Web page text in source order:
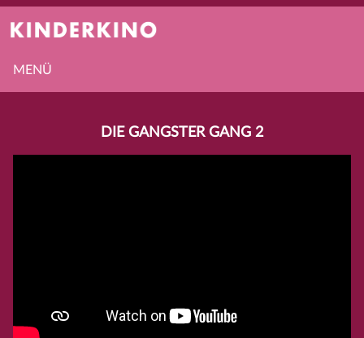
MENÜ
DIE GANGSTER GANG 2